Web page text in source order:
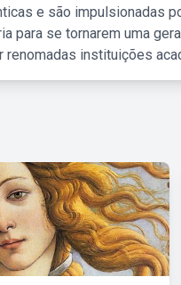
e são impulsionadas
para se tornarem uma
instituições